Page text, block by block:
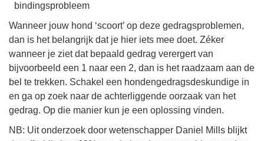
bindingsprobleem
Wanneer jouw hond ‘scoort’ op deze gedragsproblemen,
dan is het belangrijk dat je hier iets mee doet. Zéker
wanneer je ziet dat bepaald gedrag verergert van
bijvoorbeeld een 1 naar een 2, dan is het raadzaam aan de
bel te trekken. Schakel een hondengedragsdeskundige in
en ga op zoek naar de achterliggende oorzaak van het
gedrag. Op die manier kun je een oplossing vinden.
NB: Uit onderzoek door wetenschapper Daniel Mills blijkt